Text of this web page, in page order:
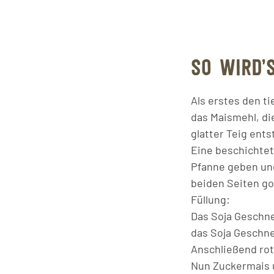
SO
Als erstes den
das Maismehl,
glatter Teig
Eine
Pfanne geben
beiden Seiten
Füllung:
Das Soja
das Soja
Anschließend
Nun